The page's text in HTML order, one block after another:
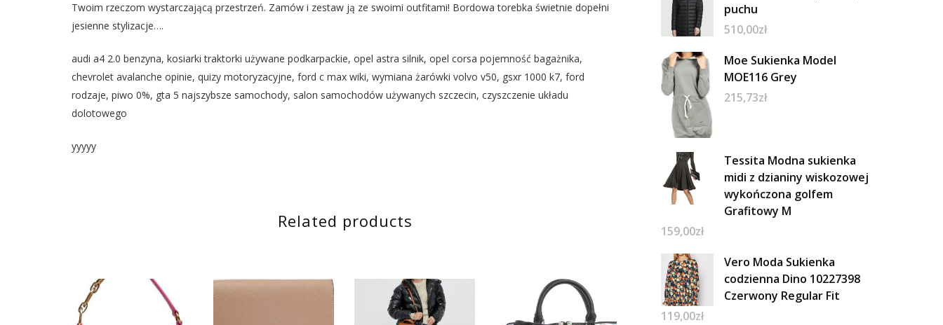
Twoim rzeczom wystarczającą przestrzeń. Zamów i zestaw ją ze swoimi outfitami! Bordowa torebka świetnie dopełni
jesienne stylizacje….
audi a4 2.0 benzyna, kosiarki traktorki używane podkarpackie, opel astra silnik, opel corsa pojemność bagażnika,
chevrolet avalanche opinie, quizy motoryzacyjne, ford c max wiki, wymiana żarówki volvo v50, gsxr 1000 k7, ford
rodzaje, piwo 0%, gta 5 najszybsze samochody, salon samochodów używanych szczecin, czyszczenie układu
dolotowego
yyyyy
Related products
puchu
510,00zł
Moe Sukienka Model
MOE116 Grey
215,73zł
Tessita Modna sukienka
midi z dzianiny wiskozowej
wykończona golfem
Grafitowy M
159,00zł
Vero Moda Sukienka
codzienna Dino 10227398
Czerwony Regular Fit
119,00zł